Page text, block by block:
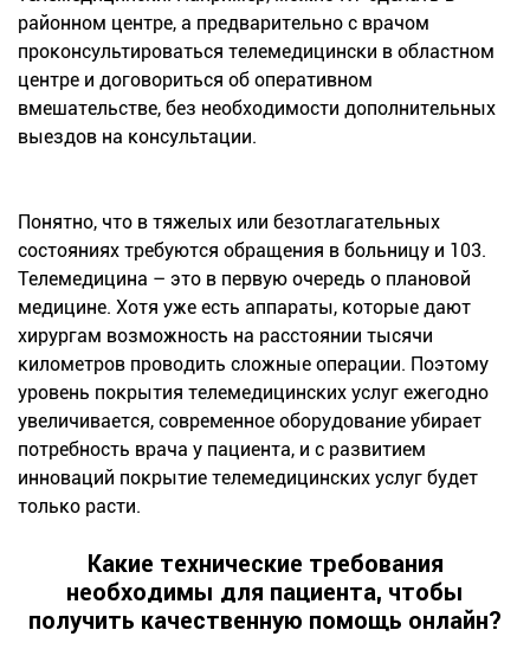
районном центре, а предварительно с врачом
проконсультироваться телемедицински в областном
центре и договориться об оперативном
вмешательстве, без необходимости дополнительных
выездов на консультации.
Понятно, что в тяжелых или безотлагательных
состояниях требуются обращения в больницу и 103.
Телемедицина – это в первую очередь о плановой
медицине. Хотя уже есть аппараты, которые дают
хирургам возможность на расстоянии тысячи
километров проводить сложные операции. Поэтому
уровень покрытия телемедицинских услуг ежегодно
увеличивается, современное оборудование убирает
потребность врача у пациента, и с развитием
инноваций покрытие телемедицинских услуг будет
только расти.
Какие технические требования
необходимы для пациента, чтобы
получить качественную помощь онлайн?